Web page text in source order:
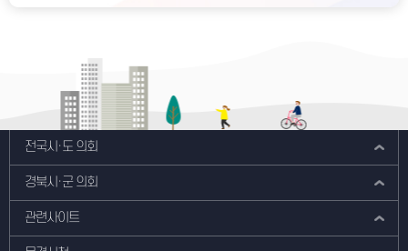
전국시·도 의회
경북시·군 의회
관련사이트